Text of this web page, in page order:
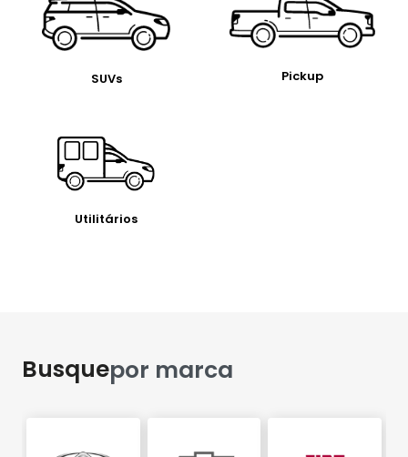
SUVs Pickup
Utilitários
Busquepor marca